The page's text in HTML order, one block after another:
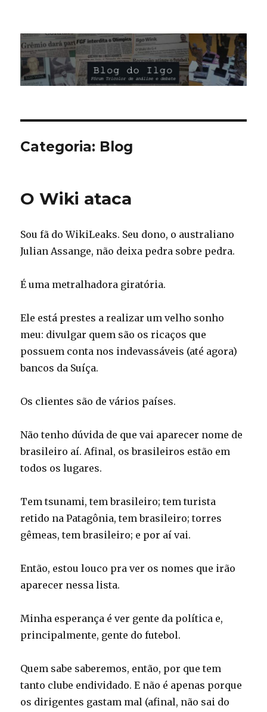
Blog do Ilgo Wink
Categoria: Blog
O Wiki ataca
Sou fã do WikiLeaks. Seu dono, o australiano
Julian Assange, não deixa pedra sobre pedra.
É uma metralhadora giratória.
Ele está prestes a realizar um velho sonho
meu: divulgar quem são os ricaços que
possuem conta nos indevassáveis (até agora)
bancos da Suíça.
Os clientes são de vários países.
Não tenho dúvida de que vai aparecer nome de
brasileiro aí. Afinal, os brasileiros estão em
todos os lugares.
Tem tsunami, tem brasileiro; tem turista
retido na Patagônia, tem brasileiro; torres
gêmeas, tem brasileiro; e por aí vai.
Então, estou louco pra ver os nomes que irão
aparecer nessa lista.
Minha esperança é ver gente da política e,
principalmente, gente do futebol.
Quem sabe saberemos, então, por que tem
tanto clube endividado. E não é apenas porque
os dirigentes gastam mal (afinal, não sai do